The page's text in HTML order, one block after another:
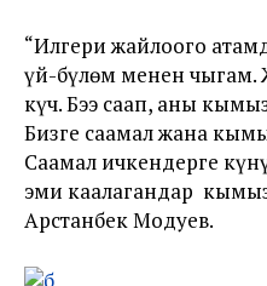
“Илгери жайлоого
үй-бүлөм менен
күч. Бээ саап, аны
Бизге саамал жана
Саамал ичкендерге
эми каалагандар
Арстанбек Модуев.